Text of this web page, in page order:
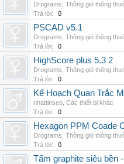
Drograms Thông gió thông
Trả lời:
0
PSCAD v5.1
Drograms Thông gió thông
Trả lời:
0
HighScore plus 5.3 2
Drograms Thông gió thông
Trả lời:
0
Kế Hoạch Quan Trắc
nhattinseo Các thiết bị khác
Trả lời:
0
Hexagon PPM Coade
Drograms Thông gió thông
Trả lời:
0
Tấm graphite siêu bền